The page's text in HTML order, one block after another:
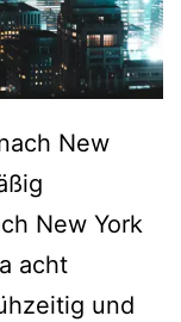
New
New York
acht
und